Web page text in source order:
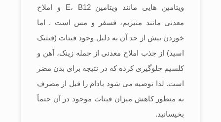
ویتامین هایی مانند ویتامین E، B12 و املاح
معدنی مانند منیزیم، فسفر و مس است . اما
خوردن بیش از حد آن به دلیل وجود فیتات (فیتیک
اسید) از جذب املاح معدنی از جمله زینک، آهن و
کلسیم جلوگیری کرده که در نتیجه برای بدن مضر
است. لذا توصیه می شود بادام را قبل از مصرف
به منظور کاهش میزان فیتات موجود در آن حتماً
بخیسانید.